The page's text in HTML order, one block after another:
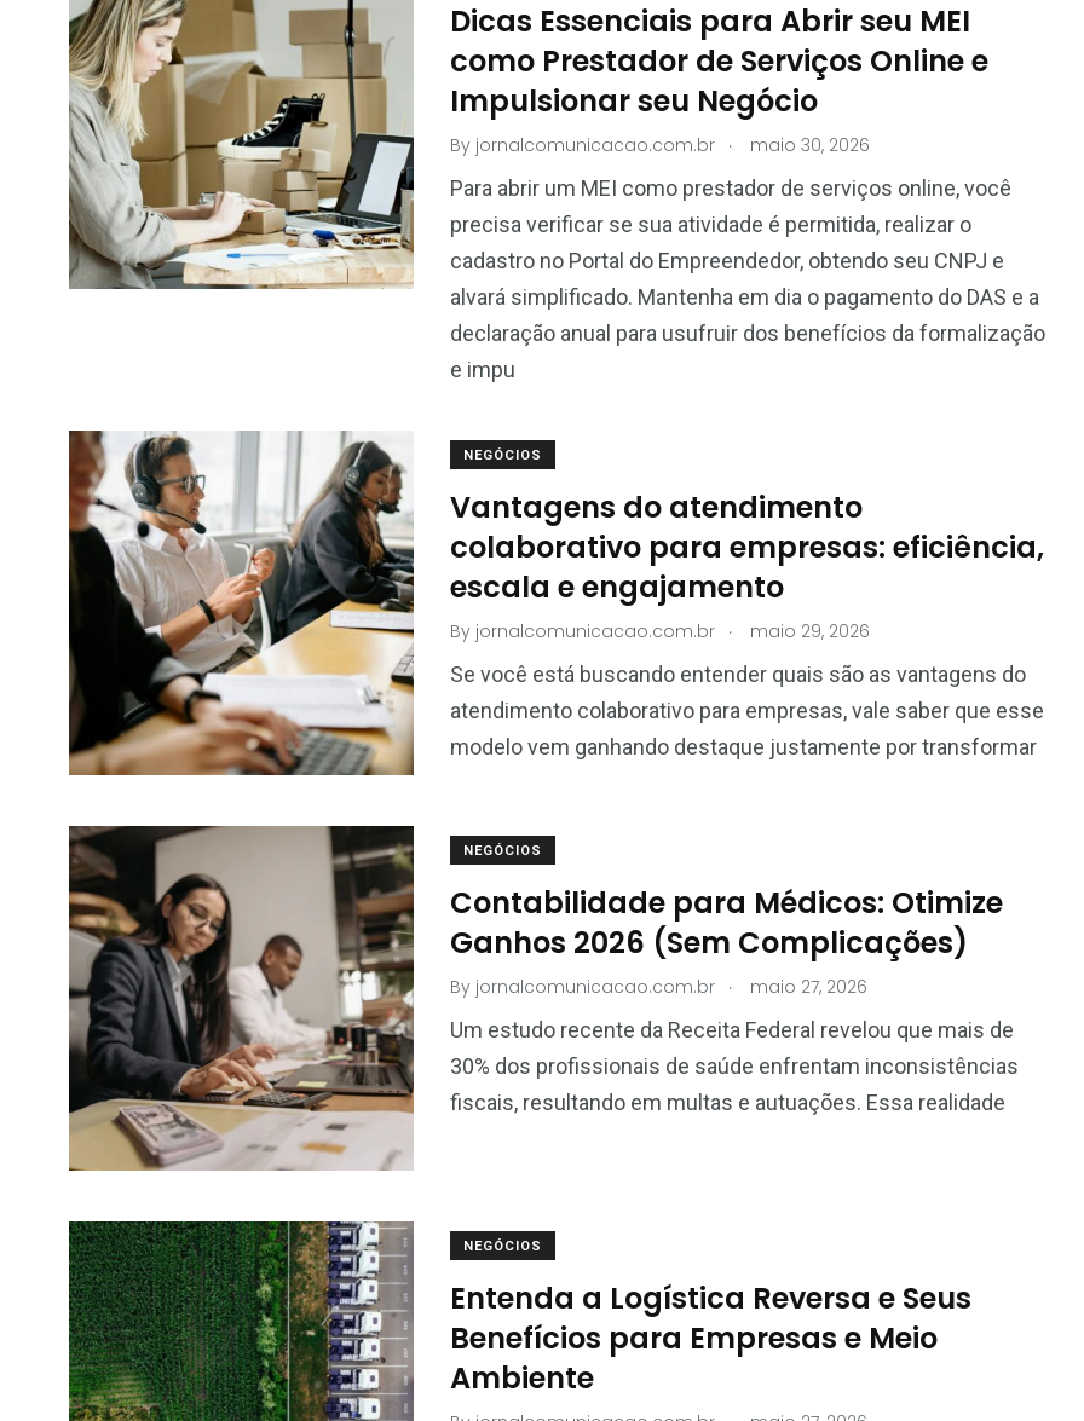
Dicas Essenciais para Abrir seu MEI
como Prestador de Serviços Online e
Impulsionar seu Negócio
By jornalcomunicacao.com.br . maio 30, 2026
Para abrir um MEI como prestador de serviços online, você
precisa verificar se sua atividade é permitida, realizar o
cadastro no Portal do Empreendedor, obtendo seu CNPJ e
alvará simplificado. Mantenha em dia o pagamento do DAS e a
declaração anual para usufruir dos benefícios da formalização
e impu
NEGÓCIOS
Vantagens do atendimento
colaborativo para empresas: eficiência,
escala e engajamento
By jornalcomunicacao.com.br . maio 29, 2026
Se você está buscando entender quais são as vantagens do
atendimento colaborativo para empresas, vale saber que esse
modelo vem ganhando destaque justamente por transformar
NEGÓCIOS
Contabilidade para Médicos: Otimize
Ganhos 2026 (Sem Complicações)
By jornalcomunicacao.com.br . maio 27, 2026
Um estudo recente da Receita Federal revelou que mais de
30% dos profissionais de saúde enfrentam inconsistências
fiscais, resultando em multas e autuações. Essa realidade
NEGÓCIOS
Entenda a Logística Reversa e Seus
Benefícios para Empresas e Meio
Ambiente